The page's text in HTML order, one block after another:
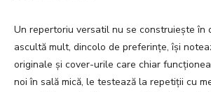
Un repertoriu versatil nu se construiește în
ascultă mult, dincolo de preferințe, își
originale și cover-urile care chiar
noi în sală mică, le testează la repetiții cu